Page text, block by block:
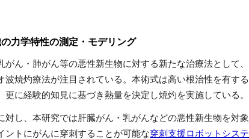
力学特性の測定・モデリング
ん・肺がん等の悪性新生物に対する新たな治療法として
波焼灼療法が注目されている。本術式は高い根治性を有す
更に経験的知見に基づき熱量を決定し焼灼を実施している
し、本研究では肝臓がん・乳がんなどの悪性新生物を対
ントにがんに穿刺することが可能な穿刺支援ロボットシス